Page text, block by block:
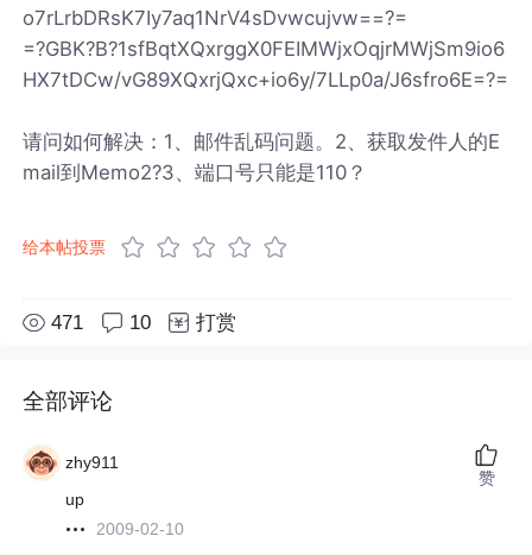
o7rLrbDRsK7Iy7aq1NrV4sDvwcujvw==?=
=?GBK?B?1sfBqtXQxrggX0FEIMWjxOqjrMWjSm9io6
HX7tDCw/vG89XQxrjQxc+io6y/7LLp0a/J6sfro6E=?=
请问如何解决：1、邮件乱码问题。2、获取发件人的E
mail到Memo2?3、端口号只能是110？
给本帖投票
471 10 打赏
全部评论
zhy911
up
2009-02-10
赞